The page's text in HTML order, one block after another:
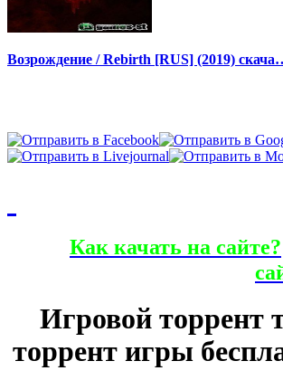
Возрождение / Rebirth [RUS] (2019)
Как качать на сайте?
Игровой торрент
торрент игры